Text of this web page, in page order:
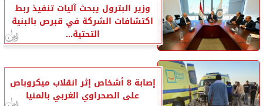
وزير البترول يبحث آليات تنفيذ ربط
اكتشافات الشركة في قبرص بالبنية
التحتية...
إصابة 8 أشخاص إثر انقلاب ميكروباص
على الصحراوي الغربي بالمنيا